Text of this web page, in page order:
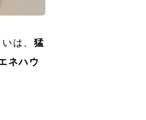
は、 猛
ネハウ